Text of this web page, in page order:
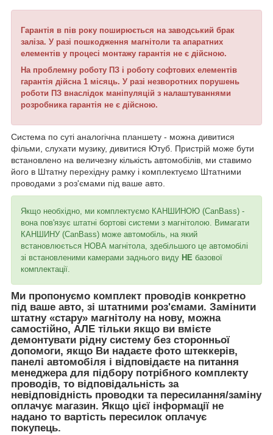
Гарантія в пів року поширюється на заводський брак
заліза. У разі пошкодження магнітоли та апаратних
елементів у процесі монтажу гарантія не є дійсною.
На проблемну роботу ПЗ і роботу софтових елементів
гарантія дійсна 1 місяць. У разі незворотних порушень
роботи ПЗ внаслідок маніпуляцій з налаштуваннями
розробника гарантія не є дійсною.
Система по суті аналогічна планшету - можна дивитися
фільми, слухати музику, дивитися Ютуб. Пристрій може бути
встановлено на величезну кількість автомобілів, ми ставимо
його в Штатну перехідну рамку і комплектуємо Штатними
проводами з роз'ємами під ваше авто.
Якщо необхідно, ми комплектуємо КАНШИНОЮ (CanBass) -
вона пов'язує штатні бортові системи з магнітолою. Вимагати
КАНШИНУ (CanBass) може автомобіль, на який
встановлюється НОВА магнітола, здебільшого це автомобілі
зі встановленими камерами заднього виду НЕ базової
комплектації.
Ми пропонуємо комплект проводів конкретно
під ваше авто, зі штатними роз'ємами. Замінити
штатну «стару» магнітолу на нову, можна
самостійно, АЛЕ тільки якщо ви вмієте
демонтувати рідну систему без сторонньої
допомоги, якщо Ви надаєте фото штеккерів,
панелі автомобіля і відповідаєте на питання
менеджера для підбору потрібного комплекту
проводів, то відповідальність за
невідповідність проводки та пересилання/заміну
оплачує магазин. Якщо цієї інформації не
надано то вартість пересилок оплачує
покупець.